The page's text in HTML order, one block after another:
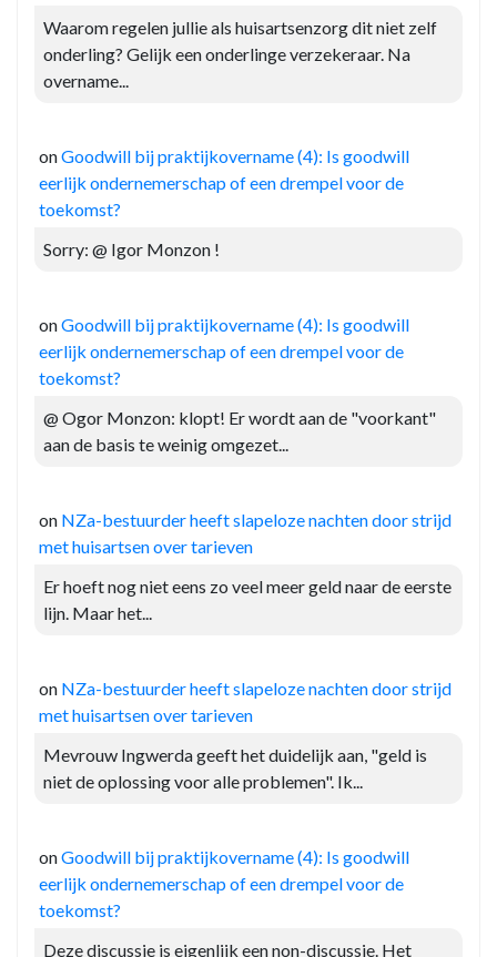
Waarom regelen jullie als huisartsenzorg dit niet zelf
onderling? Gelijk een onderlinge verzekeraar. Na
overname...
onGoodwill bij praktijkovername (4): Is goodwill
eerlijk ondernemerschap of een drempel voor de
toekomst?
Sorry: @ Igor Monzon !
onGoodwill bij praktijkovername (4): Is goodwill
eerlijk ondernemerschap of een drempel voor de
toekomst?
@ Ogor Monzon: klopt! Er wordt aan de "voorkant"
aan de basis te weinig omgezet...
on NZa-bestuurder heeft slapeloze nachten door strijd
met huisartsen over tarieven
Er hoeft nog niet eens zo veel meer geld naar de eerste
lijn. Maar het...
on NZa-bestuurder heeft slapeloze nachten door strijd
met huisartsen over tarieven
Mevrouw Ingwerda geeft het duidelijk aan, "geld is
niet de oplossing voor alle problemen". Ik...
onGoodwill bij praktijkovername (4): Is goodwill
eerlijk ondernemerschap of een drempel voor de
toekomst?
Deze discussie is eigenlijk een non-discussie. Het